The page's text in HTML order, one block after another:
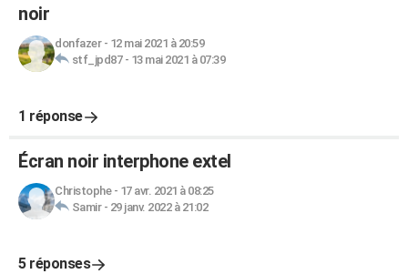
noir
donfazer- 12 mai 2021 à 20:59
stf_jpd87- 13 mai 2021 à 07:39
1 réponse
Écran noir interphone extel
Christophe- 17 avr. 2021 à 08:25
Samir- 29 janv. 2022 à 21:02
5 réponses